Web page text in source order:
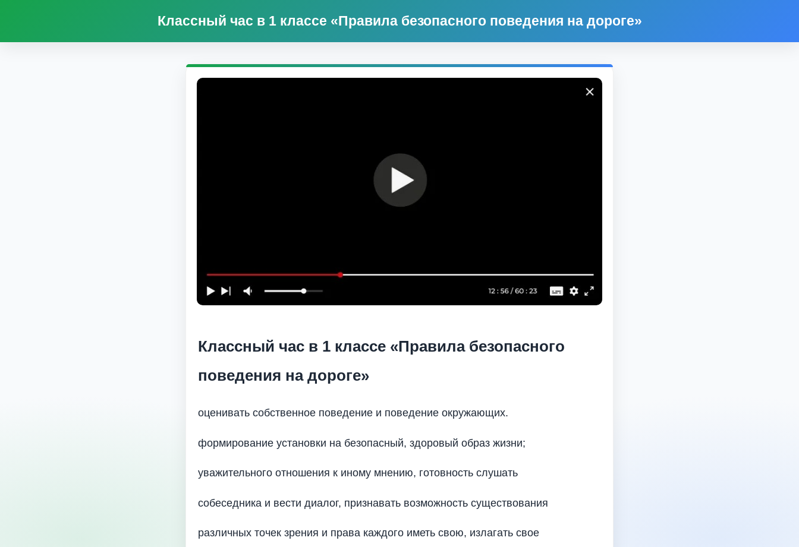
Классный час в 1 классе «Правила безопасного поведения на дороге»
Классный час в 1 классе «Правила безопасного
поведения на дороге»
оценивать собственное поведение и поведение окружающих.
формирование установки на безопасный, здоровый образ жизни;
уважительного отношения к иному мнению, готовность слушать
собеседника и вести диалог, признавать возможность существования
различных точек зрения и права каждого иметь свою, излагать свое